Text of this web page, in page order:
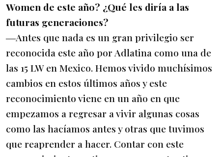
Women de este año? ¿Qué les diría a las
futuras generaciones?
―Antes que nada es un gran privilegio ser
reconocida este año por Adlatina como una de
las 15 LW en Mexico. Hemos vivido muchísimos
cambios en estos últimos años y este
reconocimiento viene en un año en que
empezamos a regresar a vivir algunas cosas
como las hacíamos antes y otras que tuvimos
que reaprender a hacer. Contar con este